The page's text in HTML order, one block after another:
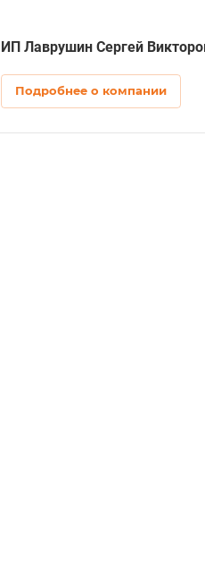
ИП Лаврушин Сергей
Подробнее о компании